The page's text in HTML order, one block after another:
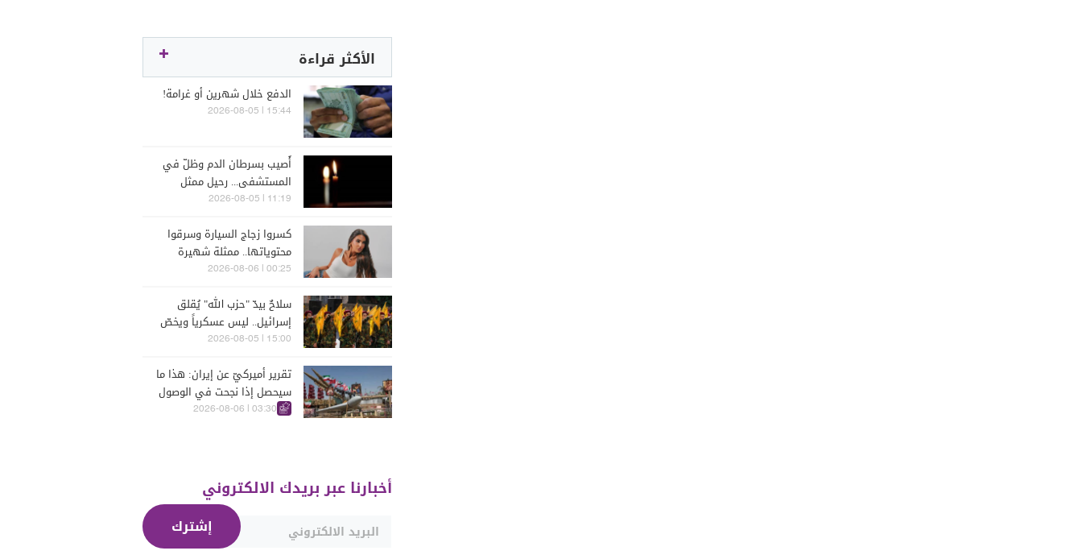
الأكثر قراءة
الدفع خلال شهرين أو غرامة!
15:44 | 2026-08-05
أُصيب بسرطان الدم وظلّ في
المستشفى... رحيل ممثل
مُخضرم عن 74 عاماً
11:19 | 2026-08-05
كسروا زجاج السيارة وسرقوا
محتوياتها.. ممثلة شهيرة
تتعرّض للسرقة في الرملة
00:25 | 2026-08-06
سلاحٌ بيدّ "حزب الله" يُقلق
إسرائيل.. ليس عسكرياً ويخصّ
الجنوب
15:00 | 2026-08-05
تقرير أميركيّ عن إيران: هذا ما
سيحصل إذا نجحت في الوصول
إلى هذه الدولة الآسيويّة
03:30 | 2026-08-06
أخبارنا عبر بريدك الالكتروني
إشترك